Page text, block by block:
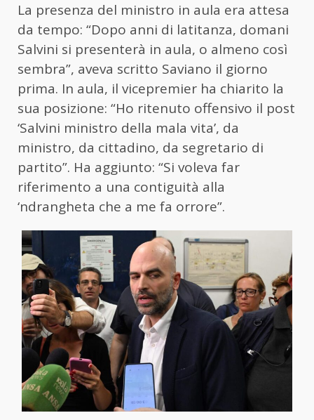
La presenza del ministro in aula era attesa
da tempo: “Dopo anni di latitanza, domani
Salvini si presenterà in aula, o almeno così
sembra”, aveva scritto Saviano il giorno
prima. In aula, il vicepremier ha chiarito la
sua posizione: “Ho ritenuto offensivo il post
‘Salvini ministro della mala vita’, da
ministro, da cittadino, da segretario di
partito”. Ha aggiunto: “Si voleva far
riferimento a una contiguità alla
‘ndrangheta che a me fa orrore”.